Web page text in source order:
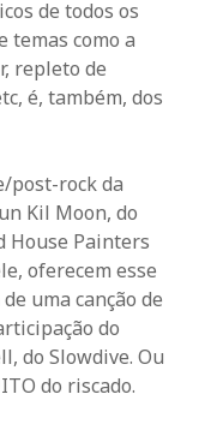
de todos os
temas como a
repleto de
é, também, dos
post-rock da
Kil Moon, do
House Painters
oferecem esse
uma canção de
do
do Slowdive. Ou
do riscado.